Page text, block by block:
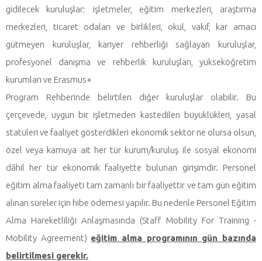
gidilecek kuruluşlar; işletmeler, eğitim merkezleri, araştırma
merkezleri, ticaret odaları ve birlikleri, okul, vakıf, kar amacı
gütmeyen kuruluşlar, kariyer rehberliği sağlayan kuruluşlar,
profesyonel danışma ve rehberlik kuruluşları, yükseköğretim
kurumları ve Erasmus+
Program Rehberinde belirtilen diğer kuruluşlar olabilir. Bu
çerçevede, uygun bir işletmeden kastedilen büyüklükleri, yasal
statüleri ve faaliyet gösterdikleri ekonomik sektör ne olursa olsun,
özel veya kamuya ait her tür kurum/kuruluş ile sosyal ekonomi
dâhil her tür ekonomik faaliyette bulunan girişimdir. Personel
eğitim alma faaliyeti tam zamanlı bir faaliyettir ve tam gün eğitim
alınan süreler için hibe ödemesi yapılır. Bu nedenle Personel Eğitim
Alma Hareketliliği Anlaşmasında (Staff Mobility For Training -
Mobility Agreement) eğitim alma programının gün bazında
belirtilmesi gerekir.